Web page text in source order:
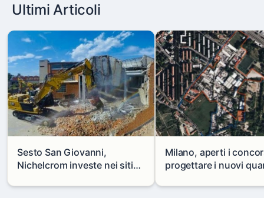
Ultimi Articoli
Sesto San Giovanni,
Nichelcrom investe nei siti
capannone per fare spazio a
Milano, aperti i
progettare i nuovi
Mare